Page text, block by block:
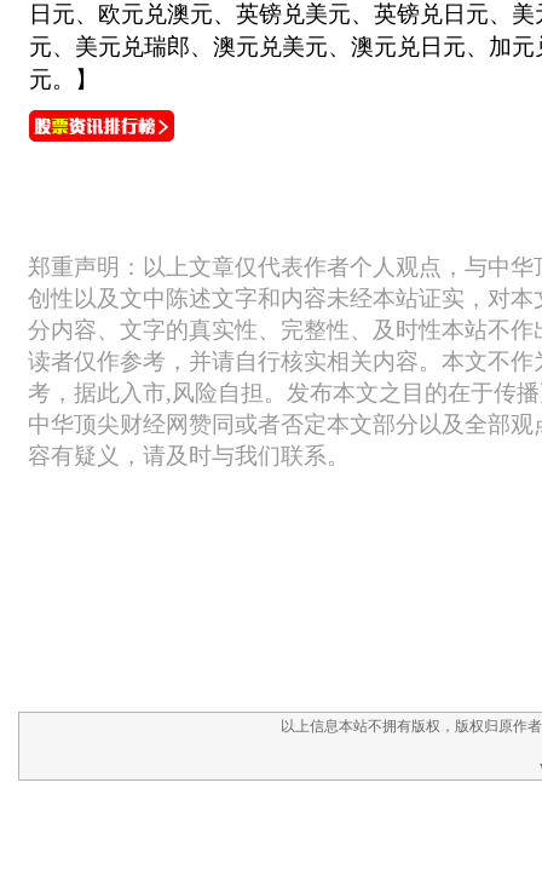
日元、欧元兑澳元、英镑兑美元、英镑兑日元、
元、美元兑瑞郎、澳元兑美元、澳元兑日元、加
元。】
以上信息本站不拥有版权，版权归原作